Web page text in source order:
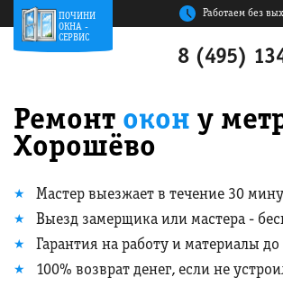
ПОЧИНИ
ОКНА -
СЕРВИС
Работаем без
8 (495)
Ремонт окон у
Хорошёво
Мастер выезжает в течение 30
Выезд замерщика или мастера -
Гарантия на работу и материалы до
100% возврат денег, если не